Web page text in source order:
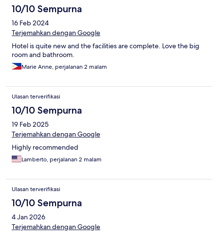
10/10 Sempurna
16 Feb 2024
Terjemahkan dengan Google
Hotel is quite new and the facilities are complete. Love the big
room and bathroom.
Marie Anne, perjalanan 2 malam
Ulasan terverifikasi
10/10 Sempurna
19 Feb 2025
Terjemahkan dengan Google
Highly recommended
Lamberto, perjalanan 2 malam
Ulasan terverifikasi
10/10 Sempurna
4 Jan 2026
Terjemahkan dengan Google